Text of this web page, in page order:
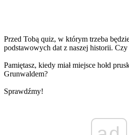
Przed Tobą quiz, w którym trzeba
podstawowych dat z naszej historii.
Pamiętasz, kiedy miał miejsce hołd
Grunwaldem?
Sprawdźmy!